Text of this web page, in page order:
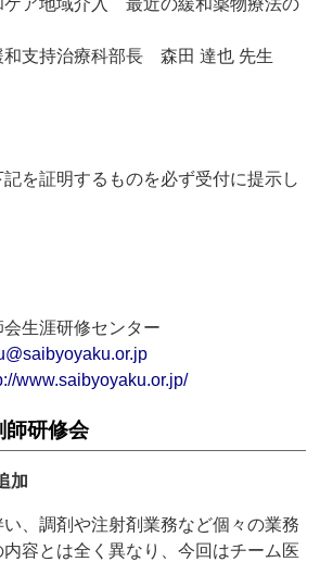
ケア地域介入 最近の緩和薬物療法の
支持治療科部長 森田 達也 先生
を証明するものを必ず受付に提示し
生涯研修センター
www.saibyoyaku.or.jp/
師研修会
加
、調剤や注射剤業務など個々の業務
容とは全く異なり、今回はチーム医